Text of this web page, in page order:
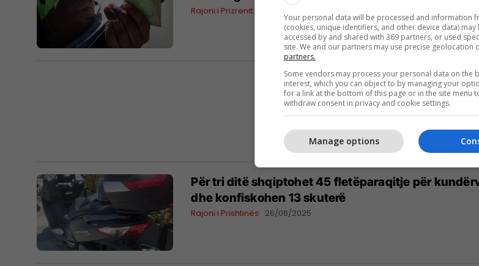
Rajoni i Prizrenit
Për tri ditë shqiptohet 45 fletëparaqitje për
dhe konfiskohen 13 skuterë
Rajoni i Prishtinës 26/06/2025
Your personal data will be processed and information
(cookies, unique identifiers, and other device data) may
accessed by and shared with 369 partners, or used
site. We and our partners may use precise geolocation
partners.
Some vendors may process your personal data on the
interest, which you can object to by managing your
for a link at the bottom of this page or in the site menu
withdraw consent in privacy and cookie settings.
Manage options